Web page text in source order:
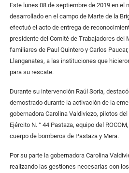
Este lunes 08 de septiembre de 2019 en el
desarrollado en el campo de Marte de la
efectuó el acto de entrega de
presidente del Comité de Trabajadores del
familiares de Paul Quintero y Carlos
Llanganates, a las instituciones que
para su rescate.
Durante su intervención Raúl Soria,
demostrado durante la activación de la
gobernadora Carolina Valdiviezo, pilotos
Ejército N. ° 44 Pastaza, equipo del
cuerpo de bomberos de Pastaza y Mera.
Por su parte la gobernadora Carolina
realizando las gestiones necesarias con